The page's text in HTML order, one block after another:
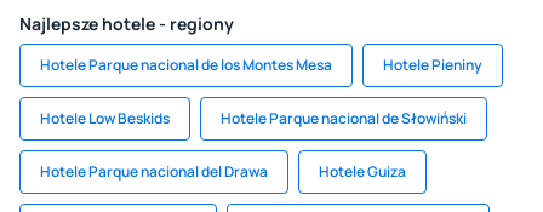
Najlepsze hotele - regiony
Hotele Parque nacional de los Montes Mesa Hotele Pieniny
Hotele Low Beskids Hotele Parque nacional de Słowiński
Hotele Parque nacional del Drawa Hotele Guiza